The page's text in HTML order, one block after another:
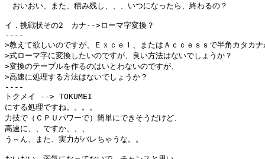
おいおい、また、積み残し、、、いつになったら、終わるの？
イ．挑戦状その2　カナ-->ローマ字変換？
----
>教えて欲しいのですが、Ｅｘｃｅｌ、またはＡｃｃｅｓｓで半角カタカ
>式ローマ字に変換したいのですが、良い方法はないでしょうか？
>変換のテーブルを作るのはいとわないのですが、
>高速に処理する方法はないでしょうか？
----
トクメイ --> TOKUMEI
にする処理ですね。。。。
力技で（ＣＰＵパワーで）簡単にできそうだけど、
高速に、、ですか、、、
う～ん、また、実力がバレちゃうな。。